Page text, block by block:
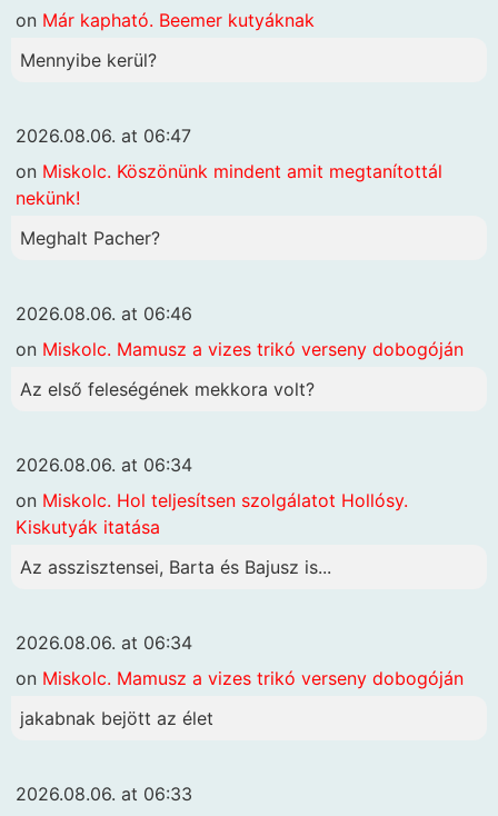
on Már kapható. Beemer kutyáknak
Mennyibe kerül?
2026.08.06. at 06:47
on Miskolc. Köszönünk mindent amit megtanítottál
nekünk!
Meghalt Pacher?
2026.08.06. at 06:46
on Miskolc. Mamusz a vizes trikó verseny dobogóján
Az első feleségének mekkora volt?
2026.08.06. at 06:34
on Miskolc. Hol teljesítsen szolgálatot Hollósy.
Kiskutyák itatása
Az asszisztensei, Barta és Bajusz is...
2026.08.06. at 06:34
on Miskolc. Mamusz a vizes trikó verseny dobogóján
jakabnak bejött az élet
2026.08.06. at 06:33